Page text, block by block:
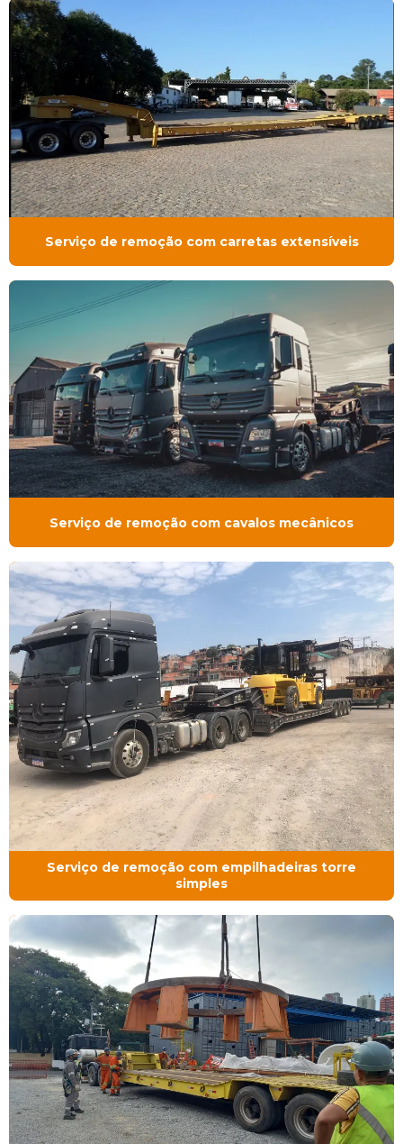
Serviço de remoção com carretas extensíveis
Serviço de remoção com cavalos mecânicos
Serviço de remoção com empilhadeiras torre
simples